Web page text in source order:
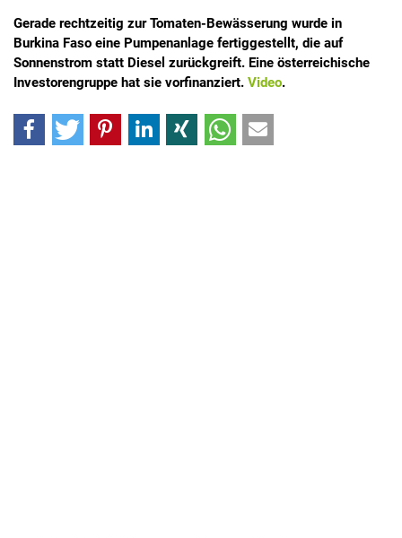
Gerade rechtzeitig zur Tomaten-Bewässerung wurde in
Burkina Faso eine Pumpenanlage fertiggestellt, die auf
Sonnenstrom statt Diesel zurückgreift. Eine österreichische
Investorengruppe hat sie vorfinanziert. Video.